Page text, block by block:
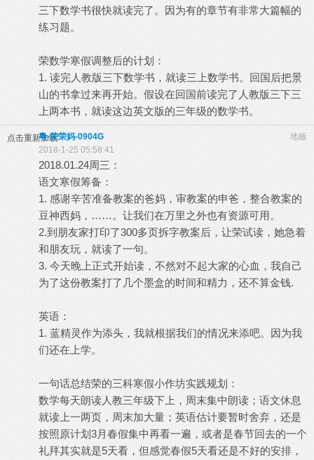
三下数学书很快就读完了。因为有的章节有非常大篇幅的
练习题。
荣数学寒假调整后的计划：
1. 读完人教版三下数学书，就读三上数学书。回国后把景
山的书拿过来再开始。假设在回国前读完了人教版三下三
上两本书，就读这边英文版的三年级的数学书。
点击重新加载 地板
粵-荣荣妈-0904G
2018-1-25 05:58:41
2018.01.24周三：
语文寒假筹备：
1. 感谢辛苦准备教案的爸妈，审教案的申爸，整合教案的
豆神西妈，……。让我们在万里之外也有资源可用。
2.到朋友家打印了300多页拆字教案后，让荣试读，她急着
和朋友玩，就读了一句。
3. 今天晚上正式开始读，不然对不起大家的心血，我自己
为了这份教案打了几个墨盒的时间和精力，还不算金钱.
英语：
1. 蓝精灵作为添头，我就根据我们的情况来添吧。因为我
们还在上学。
一句话总结荣的三科寒假小作坊实践规划：
数学每天朗读人教三年级下上，周末集中朗读；语文休息
就读上一两页，周末加大量；英语估计要暂时舍弃，还是
按照原计划3月春假集中再看一遍，或者是春节回去的一个
礼拜其实就是5天看，但感觉春假5天看还是不好的安排，